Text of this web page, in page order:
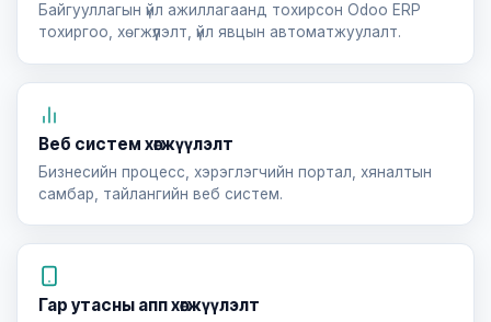
Байгууллагын үйл ажиллагаанд тохирсон Odoo ERP
тохиргоо, хөгжүүлэлт, үйл явцын автоматжуулалт.
Веб систем хөгжүүлэлт
Бизнесийн процесс, хэрэглэгчийн портал, хяналтын
самбар, тайлангийн веб систем.
Гар утасны апп хөгжүүлэлт